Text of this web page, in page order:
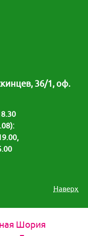
36/1, оф.
Наверх
Шория